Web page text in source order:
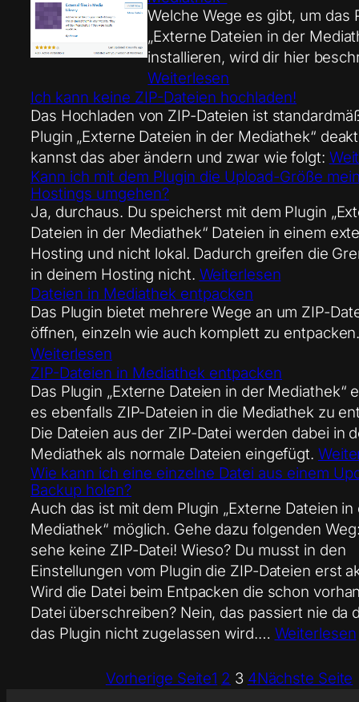
Welche Wege es gibt, um das
„Externe Dateien in der
installieren, wird dir hier
Weiterlesen
Ich kann keine ZIP-Dateien hochladen!
Das Hochladen von ZIP-Dateien ist
Plugin „Externe Dateien in der Mediathek“
kannst das aber ändern und zwar wie folgt:
Kann ich mit dem Plugin die Upload-Größe
Hostings umgehen?
Ja, durchaus. Du speicherst mit dem Plugin
Dateien in der Mediathek“ Dateien in einem
Hosting und nicht lokal. Dadurch greifen die
in deinem Hosting nicht. Weiterlesen
Dateien in Mediathek entpacken
Das Plugin bietet mehrere Wege an um ZIP-
öffnen, einzeln wie auch komplett zu
Weiterlesen
ZIP-Dateien in Mediathek entpacken
Das Plugin „Externe Dateien in der Mediathek“
es ebenfalls ZIP-Dateien in die Mediathek zu
Die Dateien aus der ZIP-Datei werden dabei in
Mediathek als normale Dateien eingefügt.
Wie kann ich eine einzelne Datei aus einem
Backup holen?
Auch das ist mit dem Plugin „Externe Dateien in
Mediathek“ möglich. Gehe dazu folgenden
sehe keine ZIP-Datei! Wieso? Du musst in den
Einstellungen vom Plugin die ZIP-Dateien erst
Wird die Datei beim Entpacken die schon
Datei überschreiben? Nein, das passiert nie da
das Plugin nicht zugelassen wird.… Weiterlesen
Vorherige Seite1 2 3 4Nächste Seite